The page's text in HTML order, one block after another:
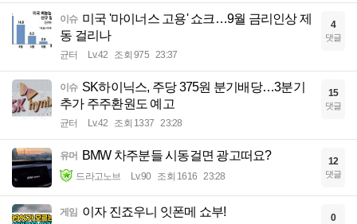
이슈 미국 '마이너스 고용' 쇼크…9월 금리인상 제
동 걸리나
균터 Lv.42 조회 975 23:37
4
댓글
이슈 SK하이닉스, 주당 375원 분기배당…3분기
추가 주주환원도 예고
균터 Lv.42 조회 1337 23:28
15
댓글
유머 BMW 차주분들 시동걸면 광고떠요?
드라고노브 Lv.90 조회 1616 23:28
12
댓글
게임 이자 진죠우니 잇폰메 쇼부! 0